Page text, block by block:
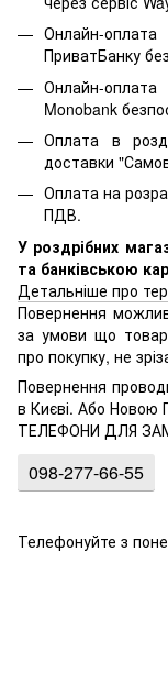
Онлайн-
ПриватБанку
Онлайн-
Monobank
Оплата в
доставки
Оплата на
ПДВ.
У роздрібних
та банківською
Детальніше про
Повернення
за умови що товар
про покупку, не
Повернення
в Києві. Або Новою
ТЕЛЕФОНИ ДЛЯ
098-277-66-55
Телефонуйте з